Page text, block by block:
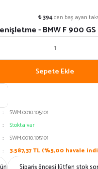
- BMW F 900 GS
₺ 394den başlayan
SWM.0010.105101
Stokta var
SWM.0010.105101
3.587,37 TL (%5,00 havale
Sepete Ekle